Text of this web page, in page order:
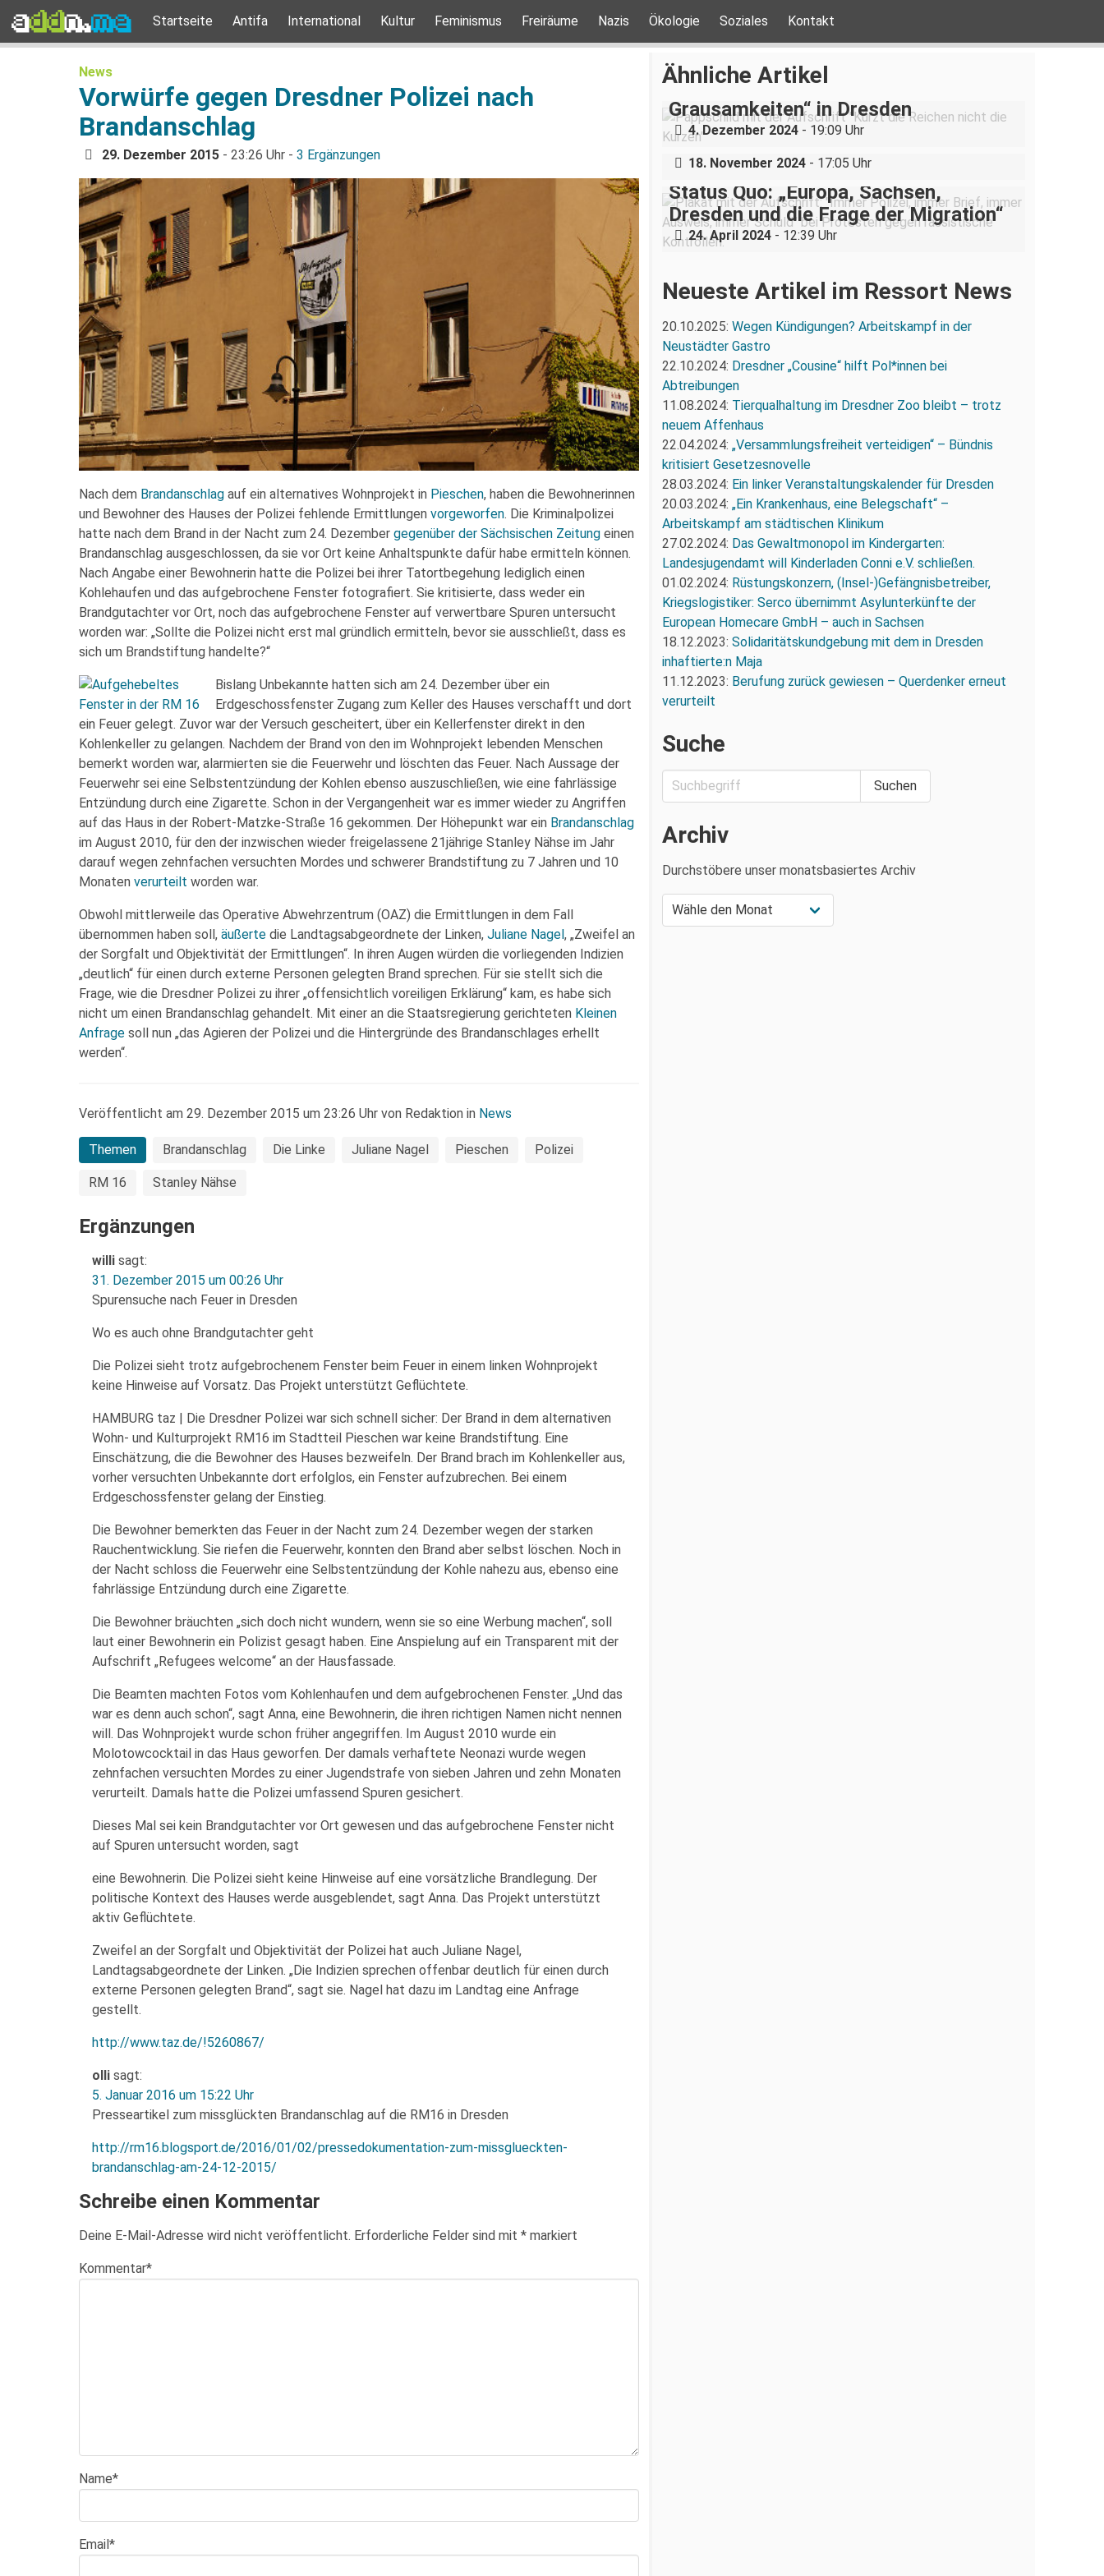
Startseite Antifa International Kultur Feminismus Freiräume Nazis Ökologie Soziales Kontakt
News
Vorwürfe gegen Dresdner Polizei nach
Brandanschlag
29. Dezember 2015 - 23:26 Uhr - 3 Ergänzungen
Nach dem Brandanschlag auf ein alternatives Wohnprojekt in Pieschen, haben die Bewohnerinnen
und Bewohner des Hauses der Polizei fehlende Ermittlungen vorgeworfen. Die Kriminalpolizei
hatte nach dem Brand in der Nacht zum 24. Dezember gegenüber der Sächsischen Zeitung einen
Brandanschlag ausgeschlossen, da sie vor Ort keine Anhaltspunkte dafür habe ermitteln können.
Nach Angabe einer Bewohnerin hatte die Polizei bei ihrer Tatortbegehung lediglich einen
Kohlehaufen und das aufgebrochene Fenster fotografiert. Sie kritisierte, dass weder ein
Brandgutachter vor Ort, noch das aufgebrochene Fenster auf verwertbare Spuren untersucht
worden war: „Sollte die Polizei nicht erst mal gründlich ermitteln, bevor sie ausschließt, dass es
sich um Brandstiftung handelte?“
Bislang Unbekannte hatten sich am 24. Dezember über ein
Erdgeschossfenster Zugang zum Keller des Hauses verschafft und dort
ein Feuer gelegt. Zuvor war der Versuch gescheitert, über ein Kellerfenster direkt in den
Kohlenkeller zu gelangen. Nachdem der Brand von den im Wohnprojekt lebenden Menschen
bemerkt worden war, alarmierten sie die Feuerwehr und löschten das Feuer. Nach Aussage der
Feuerwehr sei eine Selbstentzündung der Kohlen ebenso auszuschließen, wie eine fahrlässige
Entzündung durch eine Zigarette. Schon in der Vergangenheit war es immer wieder zu Angriffen
auf das Haus in der Robert-Matzke-Straße 16 gekommen. Der Höhepunkt war ein Brandanschlag
im August 2010, für den der inzwischen wieder freigelassene 21jährige Stanley Nähse im Jahr
darauf wegen zehnfachen versuchten Mordes und schwerer Brandstiftung zu 7 Jahren und 10
Monaten verurteilt worden war.
Obwohl mittlerweile das Operative Abwehrzentrum (OAZ) die Ermittlungen in dem Fall
übernommen haben soll, äußerte die Landtagsabgeordnete der Linken, Juliane Nagel , „Zweifel an
der Sorgfalt und Objektivität der Ermittlungen“. In ihren Augen würden die vorliegenden Indizien
„deutlich“ für einen durch externe Personen gelegten Brand sprechen. Für sie stellt sich die
Frage, wie die Dresdner Polizei zu ihrer „offensichtlich voreiligen Erklärung“ kam, es habe sich
nicht um einen Brandanschlag gehandelt. Mit einer an die Staatsregierung gerichteten Kleinen
Anfrage soll nun „das Agieren der Polizei und die Hintergründe des Brandanschlages erhellt
werden“.
Veröffentlicht am 29. Dezember 2015 um 23:26 Uhr von Redaktion in News
Themen Brandanschlag Die Linke Juliane Nagel Pieschen Polizei
RM 16 Stanley Nähse
Ergänzungen
willi sagt:
31. Dezember 2015 um 00:26 Uhr
Spurensuche nach Feuer in Dresden
Wo es auch ohne Brandgutachter geht
Die Polizei sieht trotz aufgebrochenem Fenster beim Feuer in einem linken Wohnprojekt
keine Hinweise auf Vorsatz. Das Projekt unterstützt Geflüchtete.
HAMBURG taz | Die Dresdner Polizei war sich schnell sicher: Der Brand in dem alternativen
Wohn- und Kulturprojekt RM16 im Stadtteil Pieschen war keine Brandstiftung. Eine
Einschätzung, die die Bewohner des Hauses bezweifeln. Der Brand brach im Kohlenkeller aus,
vorher versuchten Unbekannte dort erfolglos, ein Fenster aufzubrechen. Bei einem
Erdgeschossfenster gelang der Einstieg.
Die Bewohner bemerkten das Feuer in der Nacht zum 24. Dezember wegen der starken
Rauchentwicklung. Sie riefen die Feuerwehr, konnten den Brand aber selbst löschen. Noch in
der Nacht schloss die Feuerwehr eine Selbstentzündung der Kohle nahezu aus, ebenso eine
fahrlässige Entzündung durch eine Zigarette.
Die Bewohner bräuchten „sich doch nicht wundern, wenn sie so eine Werbung machen“, soll
laut einer Bewohnerin ein Polizist gesagt haben. Eine Anspielung auf ein Transparent mit der
Aufschrift „Refugees welcome“ an der Hausfassade.
Die Beamten machten Fotos vom Kohlenhaufen und dem aufgebrochenen Fenster. „Und das
war es denn auch schon“, sagt Anna, eine Bewohnerin, die ihren richtigen Namen nicht nennen
will. Das Wohnprojekt wurde schon früher angegriffen. Im August 2010 wurde ein
Molotowcocktail in das Haus geworfen. Der damals verhaftete Neonazi wurde wegen
zehnfachen versuchten Mordes zu einer Jugendstrafe von sieben Jahren und zehn Monaten
verurteilt. Damals hatte die Polizei umfassend Spuren gesichert.
Dieses Mal sei kein Brandgutachter vor Ort gewesen und das aufgebrochene Fenster nicht
auf Spuren untersucht worden, sagt
eine Bewohnerin. Die Polizei sieht keine Hinweise auf eine vorsätzliche Brandlegung. Der
politische Kontext des Hauses werde ausgeblendet, sagt Anna. Das Projekt unterstützt
aktiv Geflüchtete.
Zweifel an der Sorgfalt und Objektivität der Polizei hat auch Juliane Nagel,
Landtagsabgeordnete der Linken. „Die Indizien sprechen offenbar deutlich für einen durch
externe Personen gelegten Brand“, sagt sie. Nagel hat dazu im Landtag eine Anfrage
gestellt.
http://www.taz.de/!5260867/
olli sagt:
5. Januar 2016 um 15:22 Uhr
Presseartikel zum missglückten Brandanschlag auf die RM16 in Dresden
http://rm16.blogsport.de/2016/01/02/pressedokumentation-zum-missglueckten-
brandanschlag-am-24-12-2015/
Schreibe einen Kommentar
Deine E-Mail-Adresse wird nicht veröffentlicht. Erforderliche Felder sind mit * markiert
Kommentar*
Name*
Email *
Ähnliche Artikel
„Teilhabe ist nicht verhandelbar“–
Demonstration gegen „Liste der
Grausamkeiten“ in Dresden
4. Dezember 2024- 19:09 Uhr
Nazigruppe sucht (und bekommt)
Stress in der Dresdner Neustadt
18. November 2024- 17:05 Uhr
Status Quo: „Europa, Sachsen,
Dresden und die Frage der Migration“
24. April 2024- 12:39 Uhr
Neueste Artikel im Ressort News
20.10.2025: Wegen Kündigungen? Arbeitskampf in der
Neustädter Gastro
22.10.2024: Dresdner „Cousine“ hilft Pol*innen bei
Abtreibungen
11.08.2024: Tierqualhaltung im Dresdner Zoo bleibt – trotz
neuem Affenhaus
22.04.2024: „Versammlungsfreiheit verteidigen“ – Bündnis
kritisiert Gesetzesnovelle
28.03.2024: Ein linker Veranstaltungskalender für Dresden
20.03.2024: „Ein Krankenhaus, eine Belegschaft“ –
Arbeitskampf am städtischen Klinikum
27.02.2024: Das Gewaltmonopol im Kindergarten:
Landesjugendamt will Kinderladen Conni e.V. schließen.
01.02.2024: Rüstungskonzern, (Insel-)Gefängnisbetreiber,
Kriegslogistiker: Serco übernimmt Asylunterkünfte der
European Homecare GmbH – auch in Sachsen
18.12.2023: Solidaritätskundgebung mit dem in Dresden
inhaftierte:n Maja
11.12.2023: Berufung zurück gewiesen – Querdenker erneut
verurteilt
Suche
Archiv
Durchstöbere unser monatsbasiertes Archiv